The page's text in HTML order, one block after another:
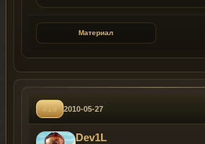
Материал
#19 2010-05-27
Dev1L